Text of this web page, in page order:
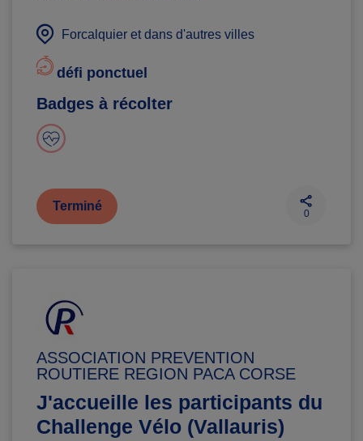
Forcalquier et dans d'autres villes
défi ponctuel
Badges à récolter
Terminé
0
ASSOCIATION PREVENTION
ROUTIERE REGION PACA CORSE
J'accueille les participants du
Challenge Vélo (Vallauris)